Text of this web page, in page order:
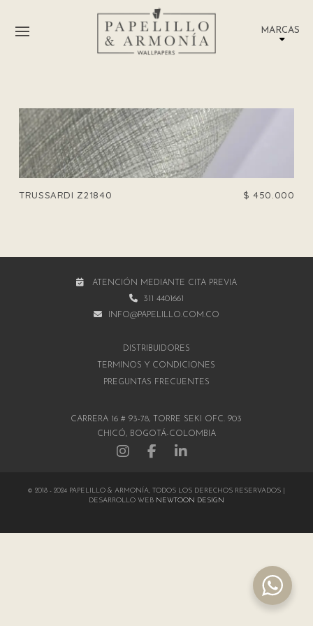
MARCAS
TRUSSARDI Z21840 $ 450.000
ATENCIÓN MEDIANTE CITA PREVIA
311 4401661
INFO@PAPELILLO.COM.CO
DISTRIBUIDORES
TÉRMINOS Y CONDICIONES
PREGUNTAS FRECUENTES
CARRERA 16 # 93-78, TORRE SEKI OFC. 903
CHICÓ, BOGOTÁ-COLOMBIA
© 2018 - 2024 PAPELILLO & ARMONÍA, TODOS LOS DERECHOS RESERVADOS |
DESARROLLO WEB NEWTOON DESIGN